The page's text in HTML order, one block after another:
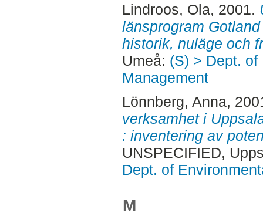
Lindroos, Ola, 2001.
länsprogram
historik, nuläge och
Umeå: (S) > Dept.
Management
Lönnberg, Anna,
verksamhet i
: inventering av
UNSPECIFIED,
Dept. of
M